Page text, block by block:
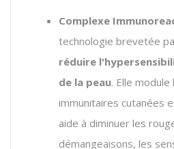
Complexe
technologie brevetée
réduire
de la peau. Elle
immunitaires cutanées
aide à diminuer les
démangeaisons, les